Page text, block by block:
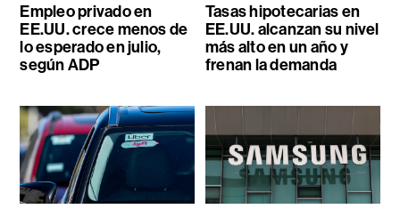
Empleo privado en
EE.UU. crece menos de
lo esperado en julio,
según ADP
Tasas hipotecarias en
EE.UU. alcanzan su nivel
más alto en un año y
frenan la demanda